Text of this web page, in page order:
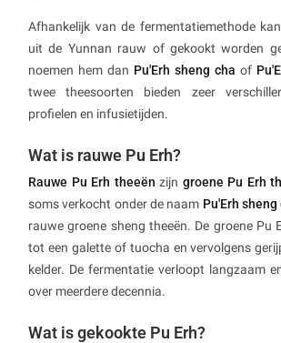
Afhankelijk van de fermentatiemethode
uit de Yunnan rauw of gekookt worden
noemen hem dan Pu'Erh sheng cha of
twee theesoorten bieden zeer
profielen en infusietijden.
Wat is rauwe Pu Erh?
Rauwe Pu Erh theeën zijn groene Pu Erh
soms verkocht onder de naam Pu'Erh sheng
rauwe groene sheng theeën. De groene Pu
tot een galette of tuocha en vervolgens
kelder. De fermentatie verloopt langzaam
over meerdere decennia.
Wat is gekookte Pu Erh?